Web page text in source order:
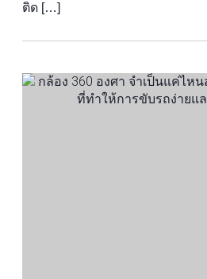
ติด […]